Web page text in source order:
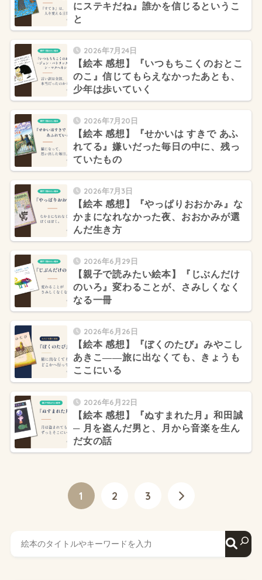
にステキだね』誰かを信じるというこ
と
2026年7月24日
【絵本 感想】『いつもちこくのおとこ
のこ』信じてもらえなかったあとも、
少年は歩いていく
2026年7月20日
【絵本 感想】『せかいは すきで あふ
れてる』嫌いだった毎日の中に、残っ
ていたもの
2026年7月3日
【絵本 感想】『やっぱりおおかみ』な
かまになれなかった夜、おおかみが選
んだ生き方
2026年6月29日
【親子で読みたい絵本】『じぶんだけ
のいろ』変わることが、さみしくなく
なる一冊
2026年6月26日
【絵本 感想】『ぼくのたび』みやこし
あきこ——旅に出なくても、きょうも
ここにいる
2026年6月22日
【絵本 感想】『ぬすまれた月』和田誠
─ 月を盗んだ男と、月から音楽を生ん
だ女の話
1 2 3